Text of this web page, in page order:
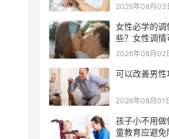
2026年08月03
女性必学的
些？女性调情
2026年08月02
可以改善男
2026年08月01
孩子小不用
童教育应避免